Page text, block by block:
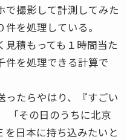
で撮影して計測してみた
を処理している。
見積もっても１時間当た
件を処理できる計算で
ったらやはり、『すごい
その日のうちに北京
を日本に持ち込みたいと